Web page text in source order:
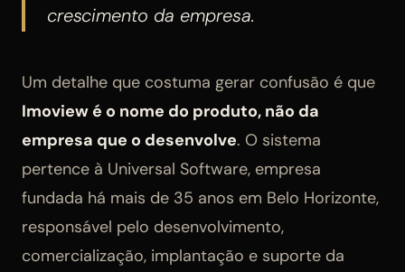
crescimento da empresa.
Um detalhe que costuma gerar confusão é que
Imoview é o nome do produto, não da
empresa que o desenvolve. O sistema
pertence à Universal Software, empresa
fundada há mais de 35 anos em Belo Horizonte,
responsável pelo desenvolvimento,
comercialização, implantação e suporte da